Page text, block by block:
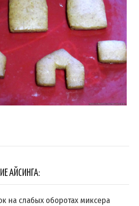
АЙСИНГА:
на слабых оборотах миксера